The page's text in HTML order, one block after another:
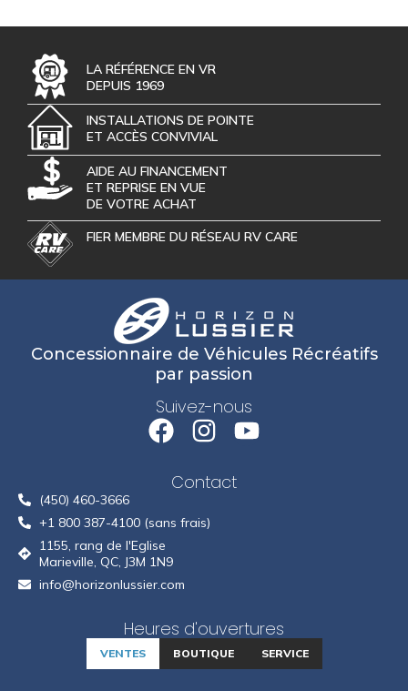
LA RÉFÉRENCE EN VR
DEPUIS 1969
INSTALLATIONS DE POINTE
ET ACCÈS CONVIVIAL
AIDE AU FINANCEMENT
ET REPRISE EN VUE
DE VOTRE ACHAT
FIER MEMBRE DU RÉSEAU RV CARE
Heures d'ouvertures
VENTES BOUTIQUE SERVICE
Contact
(450) 460-3666
+1 800 387-4100 (sans frais)
1155, rang de l'Eglise
Marieville, QC, J3M 1N9
info@horizonlussier.com
Concessionnaire de Véhicules Récréatifs
par passion
Suivez-nous